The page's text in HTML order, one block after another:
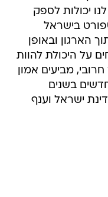
יכולות לספק
בישראל
הארגון ובאופן
על היכולת להוות
מביעים אמון
בשנים
ישראל וענף